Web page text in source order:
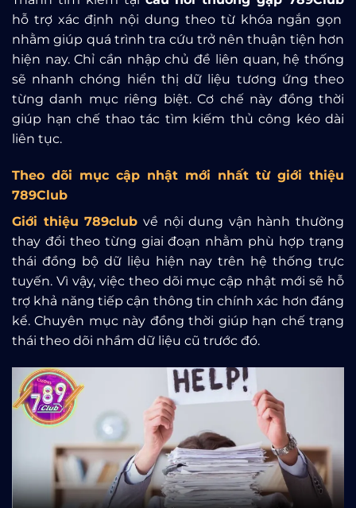
hỗ trợ xác định nội dung theo từ khóa ngắn gọn
nhằm giúp quá trình tra cứu trở nên thuận tiện hơn
hiện nay. Chỉ cần nhập chủ đề liên quan, hệ thống
sẽ nhanh chóng hiển thị dữ liệu tương ứng theo
từng danh mục riêng biệt. Cơ chế này đồng thời
giúp hạn chế thao tác tìm kiếm thủ công kéo dài
liên tục.
Theo dõi mục cập nhật mới nhất từ giới thiệu
789Club
Giới thiệu 789club về nội dung vận hành thường
thay đổi theo từng giai đoạn nhằm phù hợp trạng
thái đồng bộ dữ liệu hiện nay trên hệ thống trực
tuyến. Vì vậy, việc theo dõi mục cập nhật mới sẽ hỗ
trợ khả năng tiếp cận thông tin chính xác hơn đáng
kể. Chuyên mục này đồng thời giúp hạn chế trạng
thái theo dõi nhầm dữ liệu cũ trước đó.